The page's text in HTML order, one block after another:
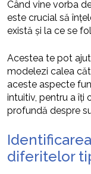
Când vine vorba
este crucial să
există și la ce se
Acestea te pot
modelezi calea
aceste aspecte
intuitiv, pentru a îți
profundă despre
diferitelor